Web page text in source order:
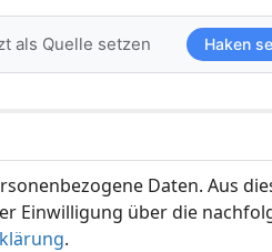
als Quelle setzen Haken
Daten. Aus
Einwilligung über die
.